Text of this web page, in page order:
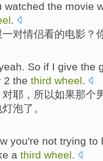
watched the movie
.
一对情侣看的电影 ？
. So if I give the
2 the third wheel.
对耶 ， 所以如果那个
泡了。
you're not trying to
a third wheel.